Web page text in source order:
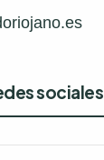
sociales